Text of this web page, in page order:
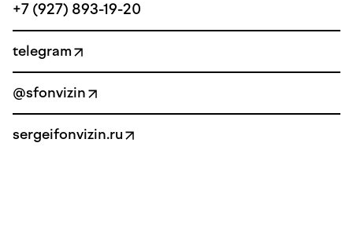
+7 (927) 893-19-20
telegram
@sfonvizin
sergeifonvizin.ru